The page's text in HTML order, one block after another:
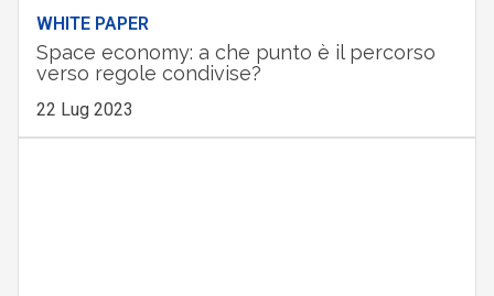
WHITE PAPER
Space economy: a che punto è il percorso
verso regole condivise?
22 Lug 2023